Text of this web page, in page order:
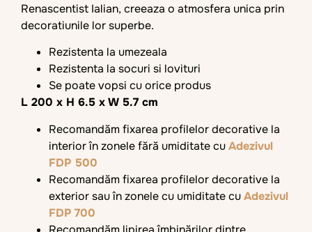
Renascentist Ialian, creeaza o atmosfera unica prin
decoratiunile lor superbe.
Rezistenta la umezeala
Rezistenta la socuri si lovituri
Se poate vopsi cu orice produs
L 200 x H 6.5 x W 5.7 cm
Recomandăm fixarea profilelor decorative la
interior în zonele fără umiditate cuAdezivul
FDP 500
Recomandăm fixarea profilelor decorative la
exterior sau în zonele cu umiditate cuAdezivul
FDP 700